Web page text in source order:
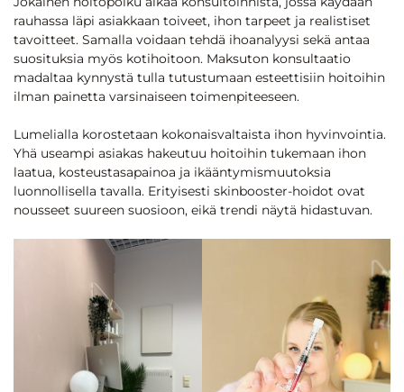
rauhassa läpi asiakkaan toiveet, ihon tarpeet ja realistiset
tavoitteet. Samalla voidaan tehdä ihoanalyysi sekä antaa
suosituksia myös kotihoitoon. Maksuton konsultaatio
madaltaa kynnystä tulla tutustumaan esteettisiin hoitoihin
ilman painetta varsinaiseen toimenpiteeseen.
Lumelialla korostetaan kokonaisvaltaista ihon hyvinvointia.
Yhä useampi asiakas hakeutuu hoitoihin tukemaan ihon
laatua, kosteustasapainoa ja ikääntymismuutoksia
luonnollisella tavalla. Erityisesti skinbooster-hoidot ovat
nousseet suureen suosioon, eikä trendi näytä hidastuvan.